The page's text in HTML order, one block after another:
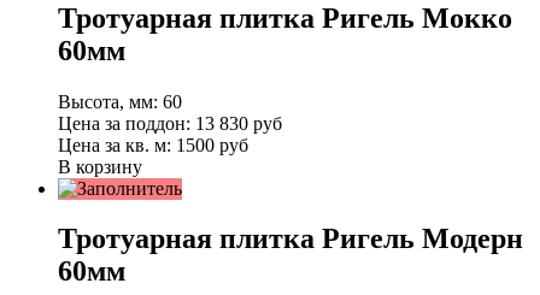
Тротуарная плитка Ригель Мокко
60мм
Высота, мм: 60
Цена за поддон: 13 830 руб
Цена за кв. м: 1500 руб
В корзину
Тротуарная плитка Ригель Модерн
60мм